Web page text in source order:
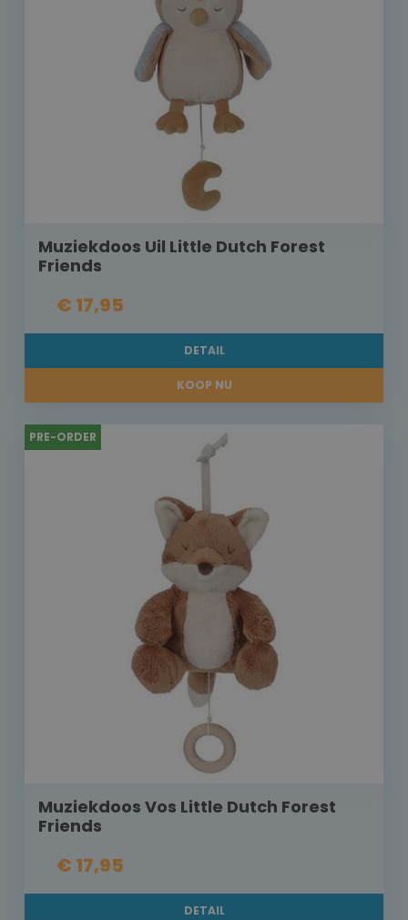
Muziekdoos Uil Little Dutch Forest
Friends
€ 17,95
DETAIL
KOOP NU
PRE-ORDER
Muziekdoos Vos Little Dutch Forest
Friends
€ 17,95
DETAIL